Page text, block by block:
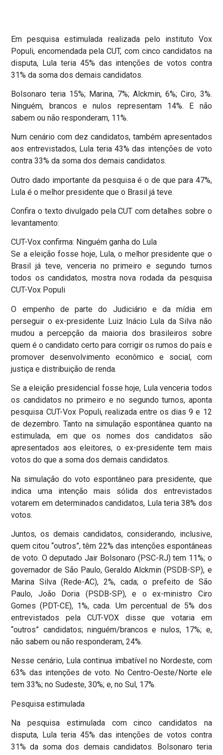
Em pesquisa estimulada realizada pelo instituto Vox
Populi, encomendada pela CUT, com cinco candidatos na
disputa, Lula teria 45% das intenções de votos contra
31% da soma dos demais candidatos.
Bolsonaro teria 15%; Marina, 7%; Alckmin, 6%; Ciro, 3%.
Ninguém, brancos e nulos representam 14%. E não
sabem ou não responderam, 11%.
Num cenário com dez candidatos, também apresentados
aos entrevistados, Lula teria 43% das intenções de voto
contra 33% da soma dos demais candidatos.
Outro dado importante da pesquisa é o de que para 47%,
Lula é o melhor presidente que o Brasil já teve.
Confira o texto divulgado pela CUT com detalhes sobre o
levantamento:
CUT-Vox confirma: Ninguém ganha do Lula
Se a eleição fosse hoje, Lula, o melhor presidente que o
Brasil já teve, venceria no primeiro e segundo turnos
todos os candidatos, mostra nova rodada da pesquisa
CUT-Vox Populi
O empenho de parte do Judiciário e da mídia em
perseguir o ex-presidente Luiz Inácio Lula da Silva não
mudou a percepção da maioria dos brasileiros sobre
quem é o candidato certo para corrigir os rumos do país e
promover desenvolvimento econômico e social, com
justiça e distribuição de renda.
Se a eleição presidencial fosse hoje, Lula venceria todos
os candidatos no primeiro e no segundo turnos, aponta
pesquisa CUT-Vox Populi, realizada entre os dias 9 e 12
de dezembro. Tanto na simulação espontânea quanto na
estimulada, em que os nomes dos candidatos são
apresentados aos eleitores, o ex-presidente tem mais
votos do que a soma dos demais candidatos.
Na simulação do voto espontâneo para presidente, que
indica uma intenção mais sólida dos entrevistados
votarem em determinados candidatos, Lula teria 38% dos
votos.
Juntos, os demais candidatos, considerando, inclusive,
quem citou “outros”, têm 22% das intenções espontâneas
de voto. O deputado Jair Bolsonaro (PSC-RJ) tem 11%; o
governador de São Paulo, Geraldo Alckmin (PSDB-SP), e
Marina Silva (Rede-AC), 2%, cada; o prefeito de São
Paulo, João Doria (PSDB-SP), e o ex-ministro Ciro
Gomes (PDT-CE), 1%, cada. Um percentual de 5% dos
entrevistados pela CUT-VOX disse que votaria em
“outros” candidatos; ninguém/brancos e nulos, 17%; e,
não sabem ou não responderam, 24%.
Nesse cenário, Lula continua imbatível no Nordeste, com
63% das intenções de voto. No Centro-Oeste/Norte ele
tem 33%; no Sudeste, 30%; e, no Sul, 17%.
Pesquisa estimulada
Na pesquisa estimulada com cinco candidatos na
disputa, Lula teria 45% das intenções de votos contra
31% da soma dos demais candidatos. Bolsonaro teria